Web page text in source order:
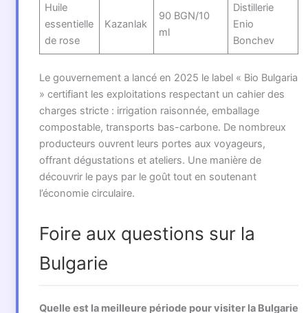
Huile
essentielle
de rose
Kazanlak
90 BGN/10
ml
Distillerie
Enio
Bonchev
Le gouvernement a lancé en 2025 le label « Bio Bulgaria
» certifiant les exploitations respectant un cahier des
charges stricte : irrigation raisonnée, emballage
compostable, transports bas-carbone. De nombreux
producteurs ouvrent leurs portes aux voyageurs,
offrant dégustations et ateliers. Une manière de
découvrir le pays par le goût tout en soutenant
l’économie circulaire.
Foire aux questions sur la
Bulgarie
Quelle est la meilleure période pour visiter la Bulgarie